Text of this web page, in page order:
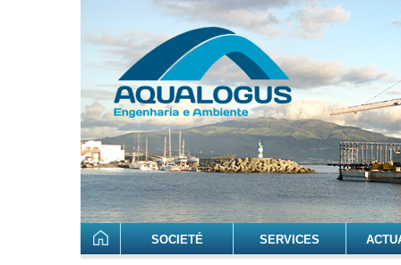
SOCIETÉ SERVICES